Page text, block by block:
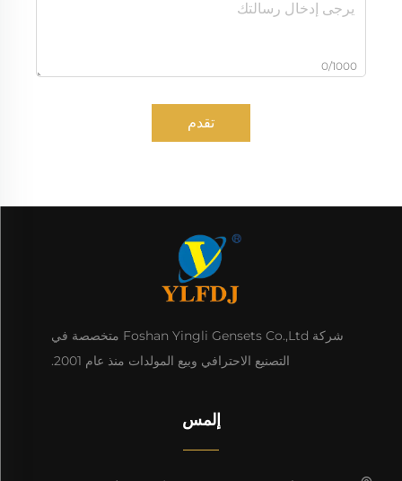
0/1000
تقدم
شركة Foshan Yingli Gensets Co.,Ltd متخصصة في
التصنيع الاحترافي وبيع المولدات منذ عام 2001.
إلمس